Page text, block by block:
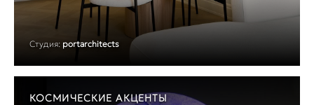
Студия: portarchitects
КОСМИЧЕСКИЕ АКЦЕНТЫ